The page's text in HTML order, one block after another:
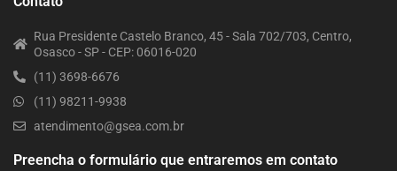
Rua Presidente Castelo Branco, 45 - Sala 702/703, Centro,
Osasco - SP - CEP: 06016-020
(11) 3698-6676
(11) 98211-9938
atendimento@gsea.com.br
Preencha o formulário que entraremos em contato